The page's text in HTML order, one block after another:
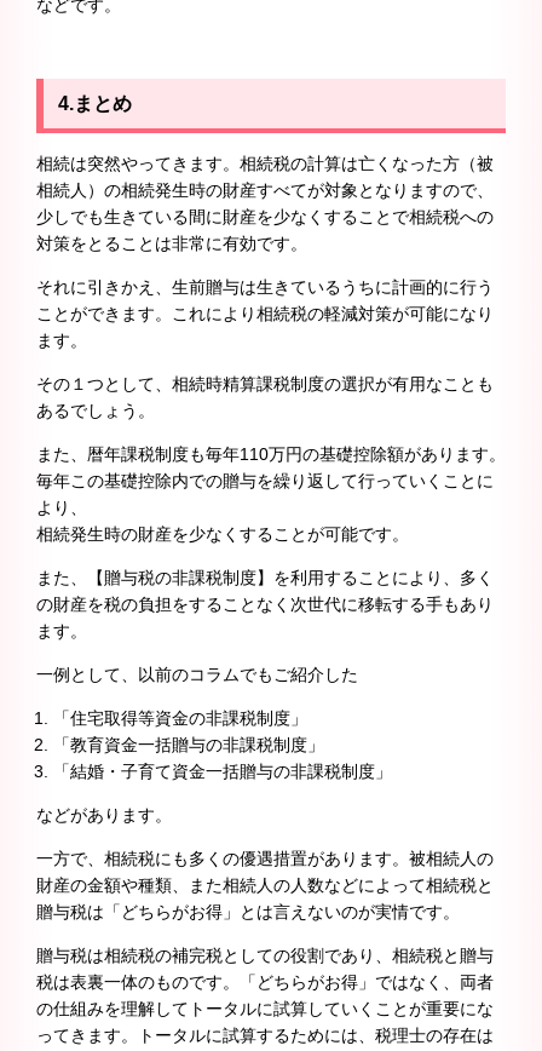
などです。
4.まとめ
相続は突然やってきます。相続税の計算は亡くなった方（被
相続人）の相続発生時の財産すべてが対象となりますので、
少しでも生きている間に財産を少なくすることで相続税への
対策をとることは非常に有効です。
それに引きかえ、生前贈与は生きているうちに計画的に行う
ことができます。これにより相続税の軽減対策が可能になり
ます。
その１つとして、相続時精算課税制度の選択が有用なことも
あるでしょう。
また、暦年課税制度も毎年110万円の基礎控除額があります。
毎年この基礎控除内での贈与を繰り返して行っていくことに
より、
相続発生時の財産を少なくすることが可能です。
また、【贈与税の非課税制度】を利用することにより、多く
の財産を税の負担をすることなく次世代に移転する手もあり
ます。
一例として、以前のコラムでもご紹介した
「住宅取得等資金の非課税制度」
「教育資金一括贈与の非課税制度」
「結婚・子育て資金一括贈与の非課税制度」
などがあります。
一方で、相続税にも多くの優遇措置があります。被相続人の
財産の金額や種類、また相続人の人数などによって相続税と
贈与税は「どちらがお得」とは言えないのが実情です。
贈与税は相続税の補完税としての役割であり、相続税と贈与
税は表裏一体のものです。「どちらがお得」ではなく、両者
の仕組みを理解してトータルに試算していくことが重要にな
ってきます。トータルに試算するためには、税理士の存在は